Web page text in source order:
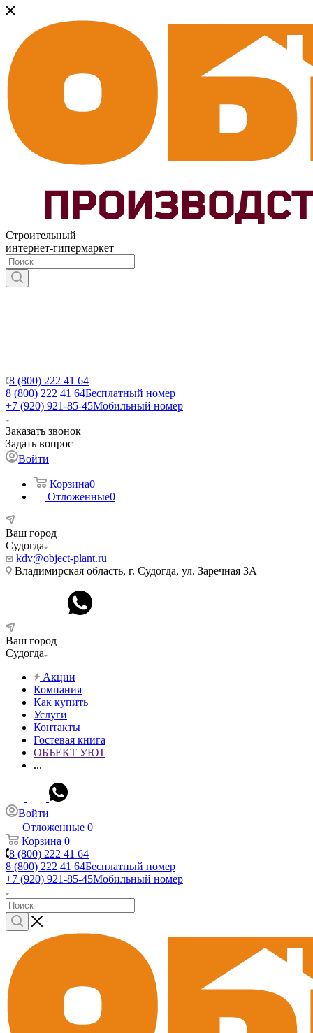
Строительный
интернет-гипермаркет
8 (800) 222 41 64
8 (800) 222 41 64Бесплатный номер
+7 (920) 921-85-45Мобильный номер
Заказать звонок
Задать вопрос
Войти
Корзина0
Отложенные0
Ваш город
Судогда
kdv@object-plant.ru
Владимирская область, г. Судогда, ул. Заречная 3А
Ваш город
Судогда
Акции
Компания
Как купить
Услуги
Контакты
Гостевая книга
ОБЪЕКТ УЮТ
...
Войти
Отложенные 0
Корзина 0
8 (800) 222 41 64
8 (800) 222 41 64Бесплатный номер
+7 (920) 921-85-45Мобильный номер